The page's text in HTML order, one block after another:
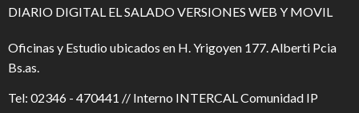
DIARIO DIGITAL EL SALADO VERSIONES WEB Y MOVIL
Oficinas y Estudio ubicados en H. Yrigoyen 177. Alberti Pcia
Bs.as.
Tel: 02346 - 470441 // Interno INTERCAL Comunidad IP